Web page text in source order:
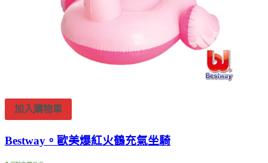
加入購物車
Bestway。歐美爆紅火鶴充氣坐騎